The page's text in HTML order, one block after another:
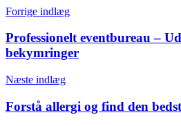
Forrige indlæg
Professionelt eventbureau –
bekymringer
Næste indlæg
Forstå allergi og find den